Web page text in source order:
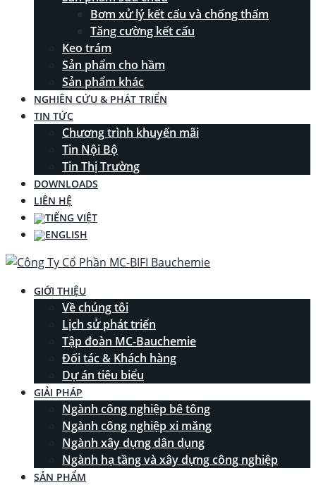
Bơm xử lý kết cấu và chống thấm
Tăng cường kết cấu
Keo trám
Sản phẩm cho hầm
Sản phẩm khác
NGHIÊN CỨU & PHÁT TRIỂN
TIN TỨC
Chương trình khuyến mãi
Tin Nội Bộ
Tin Thị Trường
DOWNLOADS
LIÊN HỆ
GIỚI THIỆU
Về chúng tôi
Lịch sử phát triển
Tập đoàn MC-Bauchemie
Đối tác & Khách hàng
Dự án tiêu biểu
GIẢI PHÁP
Ngành công nghiệp bê tông
Ngành công nghiệp xi măng
Ngành xây dựng dân dụng
Ngành hạ tầng và xây dựng công nghiệp
SẢN PHẨM